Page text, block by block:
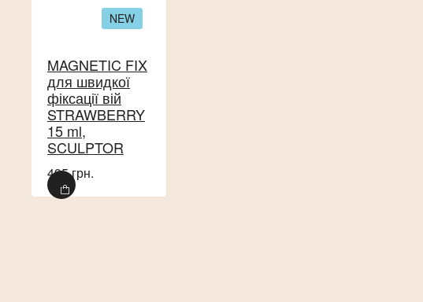
NEW
MAGNETIC FIX
для швидкої
фіксації вій
STRAWBERRY
15 ml,
SCULPTOR
495 грн.